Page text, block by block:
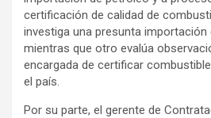
certificación de calidad de
investiga una presunta
mientras que otro evalúa
encargada de certificar
el país.
Por su parte, el gerente de